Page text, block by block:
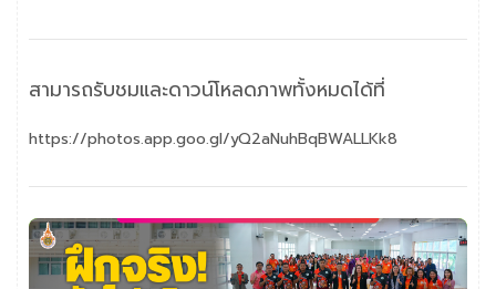
สามารถรับชมและดาวน์โหลดภาพทั้งหมดได้ที่
https://photos.app.goo.gl/yQ2aNuhBqBWALLKk8